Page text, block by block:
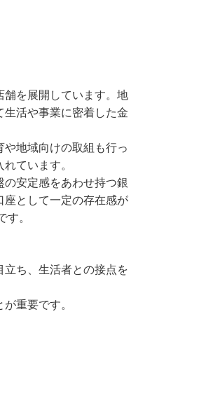
を展開しています。地
活や事業に密着した金
地域向けの取組も行っ
ています。
の安定感をあわせ持つ銀
として一定の存在感が
。
ち、生活者との接点を
重要です。